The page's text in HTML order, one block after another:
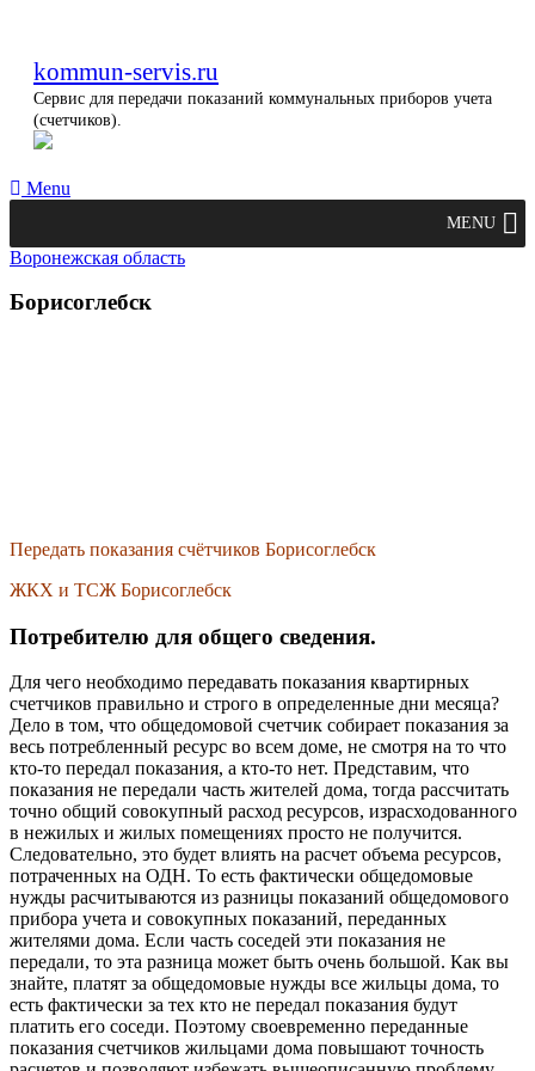
kommun-servis.ru
Сервис для передачи показаний коммунальных приборов учета
(счетчиков).
Menu
MENU
Воронежская область
Борисоглебск
Передать показания счётчиков Борисоглебск
ЖКХ и ТСЖ Борисоглебск
Потребителю для общего сведения.
Для чего необходимо передавать показания квартирных
счетчиков правильно и строго в определенные дни месяца?
Дело в том, что общедомовой счетчик собирает показания за
весь потребленный ресурс во всем доме, не смотря на то что
кто-то передал показания, а кто-то нет. Представим, что
показания не передали часть жителей дома, тогда рассчитать
точно общий совокупный расход ресурсов, израсходованного
в нежилых и жилых помещениях просто не получится.
Следовательно, это будет влиять на расчет объема ресурсов,
потраченных на ОДН. То есть фактически общедомовые
нужды расчитываются из разницы показаний общедомового
прибора учета и совокупных показаний, переданных
жителями дома. Если часть соседей эти показания не
передали, то эта разница может быть очень большой. Как вы
знайте, платят за общедомовые нужды все жильцы дома, то
есть фактически за тех кто не передал показания будут
платить его соседи. Поэтому своевременно переданные
показания счетчиков жильцами дома повышают точность